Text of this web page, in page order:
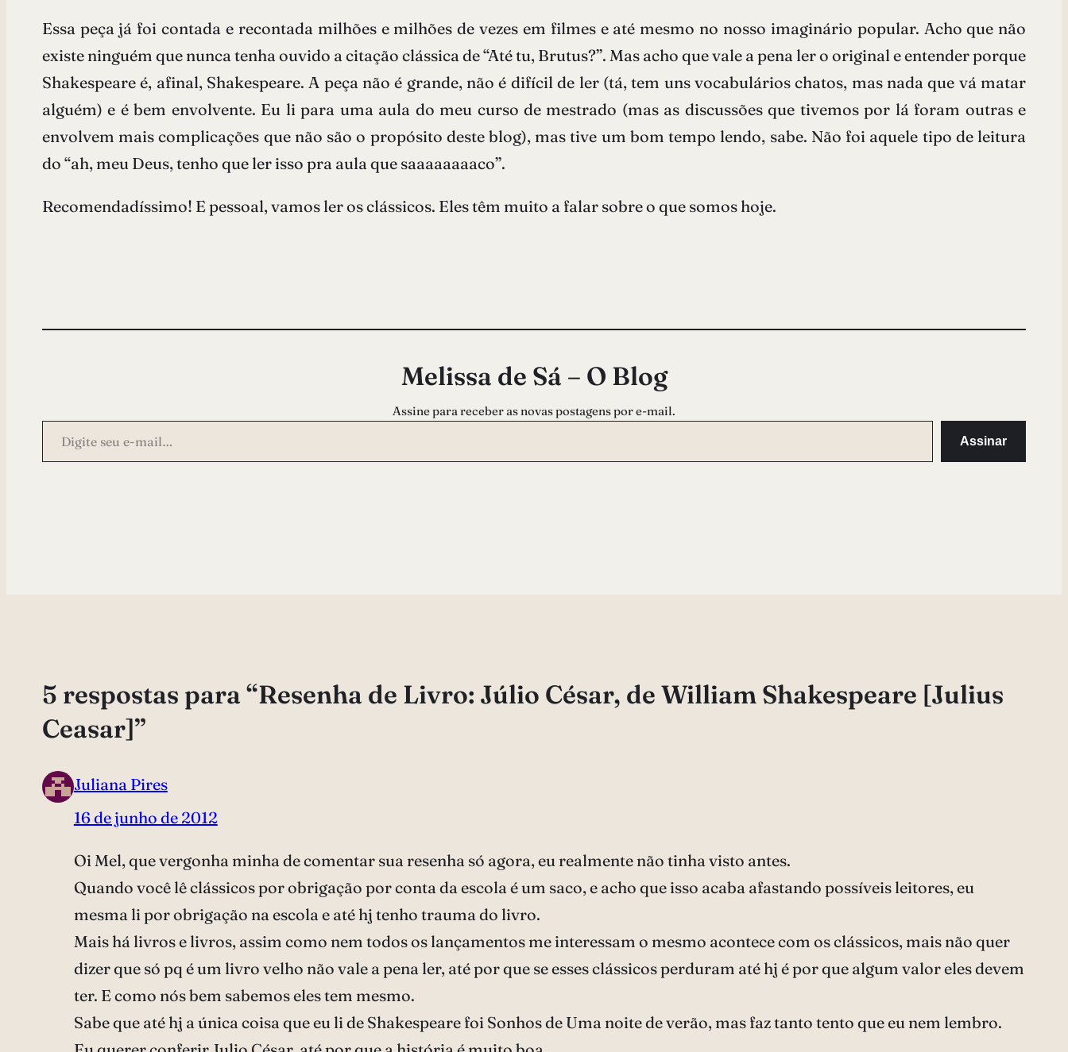
Essa peça já foi contada e recontada milhões e milhões de vezes em filmes e até mesmo no nosso imaginário popular. Acho que não
existe ninguém que nunca tenha ouvido a citação clássica de “Até tu, Brutus?”. Mas acho que vale a pena ler o original e entender porque
Shakespeare é, afinal, Shakespeare. A peça não é grande, não é difícil de ler (tá, tem uns vocabulários chatos, mas nada que vá matar
alguém) e é bem envolvente. Eu li para uma aula do meu curso de mestrado (mas as discussões que tivemos por lá foram outras e
envolvem mais complicações que não são o propósito deste blog), mas tive um bom tempo lendo, sabe. Não foi aquele tipo de leitura
do “ah, meu Deus, tenho que ler isso pra aula que saaaaaaaaco”.
Recomendadíssimo! E pessoal, vamos ler os clássicos. Eles têm muito a falar sobre o que somos hoje.
Melissa de Sá – O Blog
Assine para receber as novas postagens por e-mail.
Digite seu e-mail…
Assinar
5 respostas para “Resenha de Livro: Júlio César, de William Shakespeare [Julius
Ceasar]”
Juliana Pires
16 de junho de 2012
Oi Mel, que vergonha minha de comentar sua resenha só agora, eu realmente não tinha visto antes.
Quando você lê clássicos por obrigação por conta da escola é um saco, e acho que isso acaba afastando possíveis leitores, eu
mesma li por obrigação na escola e até hj tenho trauma do livro.
Mais há livros e livros, assim como nem todos os lançamentos me interessam o mesmo acontece com os clássicos, mais não quer
dizer que só pq é um livro velho não vale a pena ler, até por que se esses clássicos perduram até hj é por que algum valor eles devem
ter. E como nós bem sabemos eles tem mesmo.
Sabe que até hj a única coisa que eu li de Shakespeare foi Sonhos de Uma noite de verão, mas faz tanto tento que eu nem lembro.